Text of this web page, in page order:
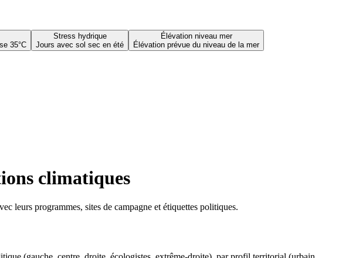
35°C
Stress hydrique
Jours avec sol sec en été
Élévation niveau mer
Élévation prévue du niveau de la mer
climatiques
leurs programmes, sites de campagne et étiquettes politiques.